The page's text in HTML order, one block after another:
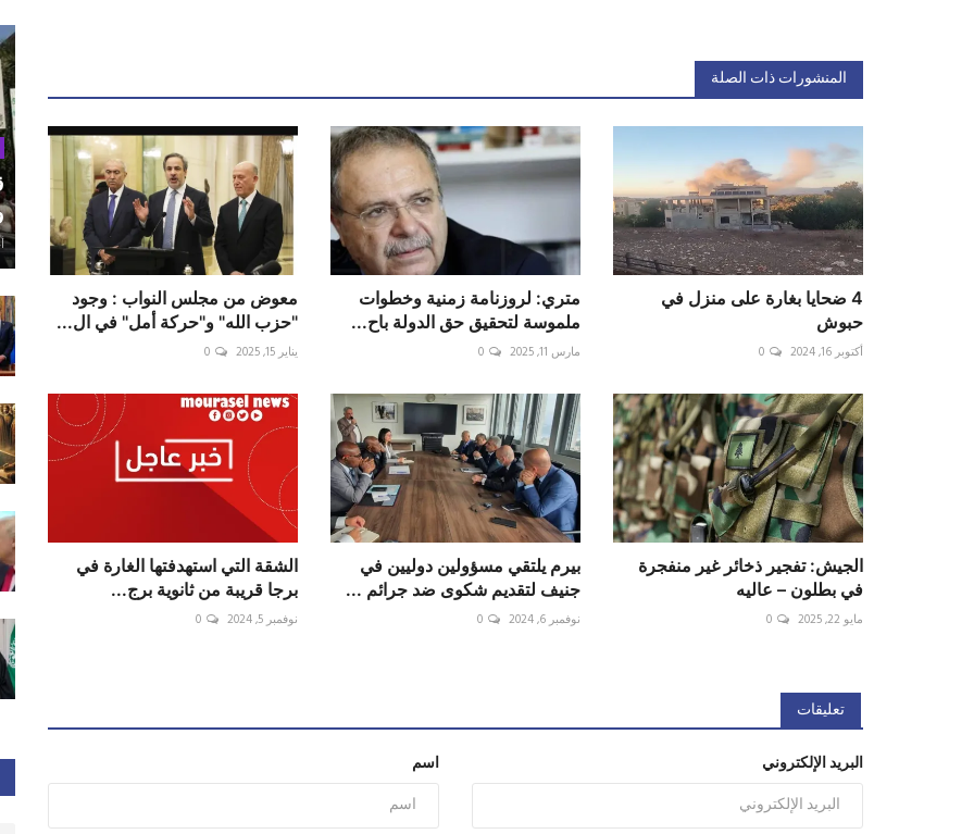
المنشورات ذات الصلة
4 ضحايا بغارة على منزل في
حبوش
أكتوبر 16, 2024 0
متري: لروزنامة زمنية وخطوات
ملموسة لتحقيق حق الدولة باح...
مارس 11, 2025 0
معوض من مجلس النواب : وجود
"حزب الله" و"حركة أمل" في ال...
يناير 15, 2025 0
الجيش: تفجير ذخائر غير منفجرة
في بطلون – عاليه
مايو 22, 2025 0
بيرم يلتقي مسؤولين دوليين في
جنيف لتقديم شكوى ضد جرائم ...
نوفمبر 6, 2024 0
الشقة التي استهدفتها الغارة في
برجا قريبة من ثانوية برج...
نوفمبر 5, 2024 0
تعليقات
اسم البريد الإلكتروني